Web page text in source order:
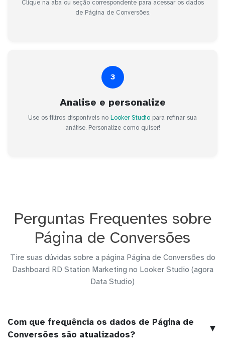
Clique na aba ou seção correspondente para acessar os dados
de Página de Conversões.
3
Analise e personalize
Use os filtros disponíveis no Looker Studio para refinar sua
análise. Personalize como quiser!
Perguntas Frequentes sobre
Página de Conversões
Tire suas dúvidas sobre a página Página de Conversões do
Dashboard RD Station Marketing no Looker Studio (agora
Data Studio)
Com que frequência os dados de Página de
Conversões são atualizados?
▼